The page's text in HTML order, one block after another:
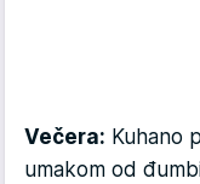
Večera: Kuhano
umakom od